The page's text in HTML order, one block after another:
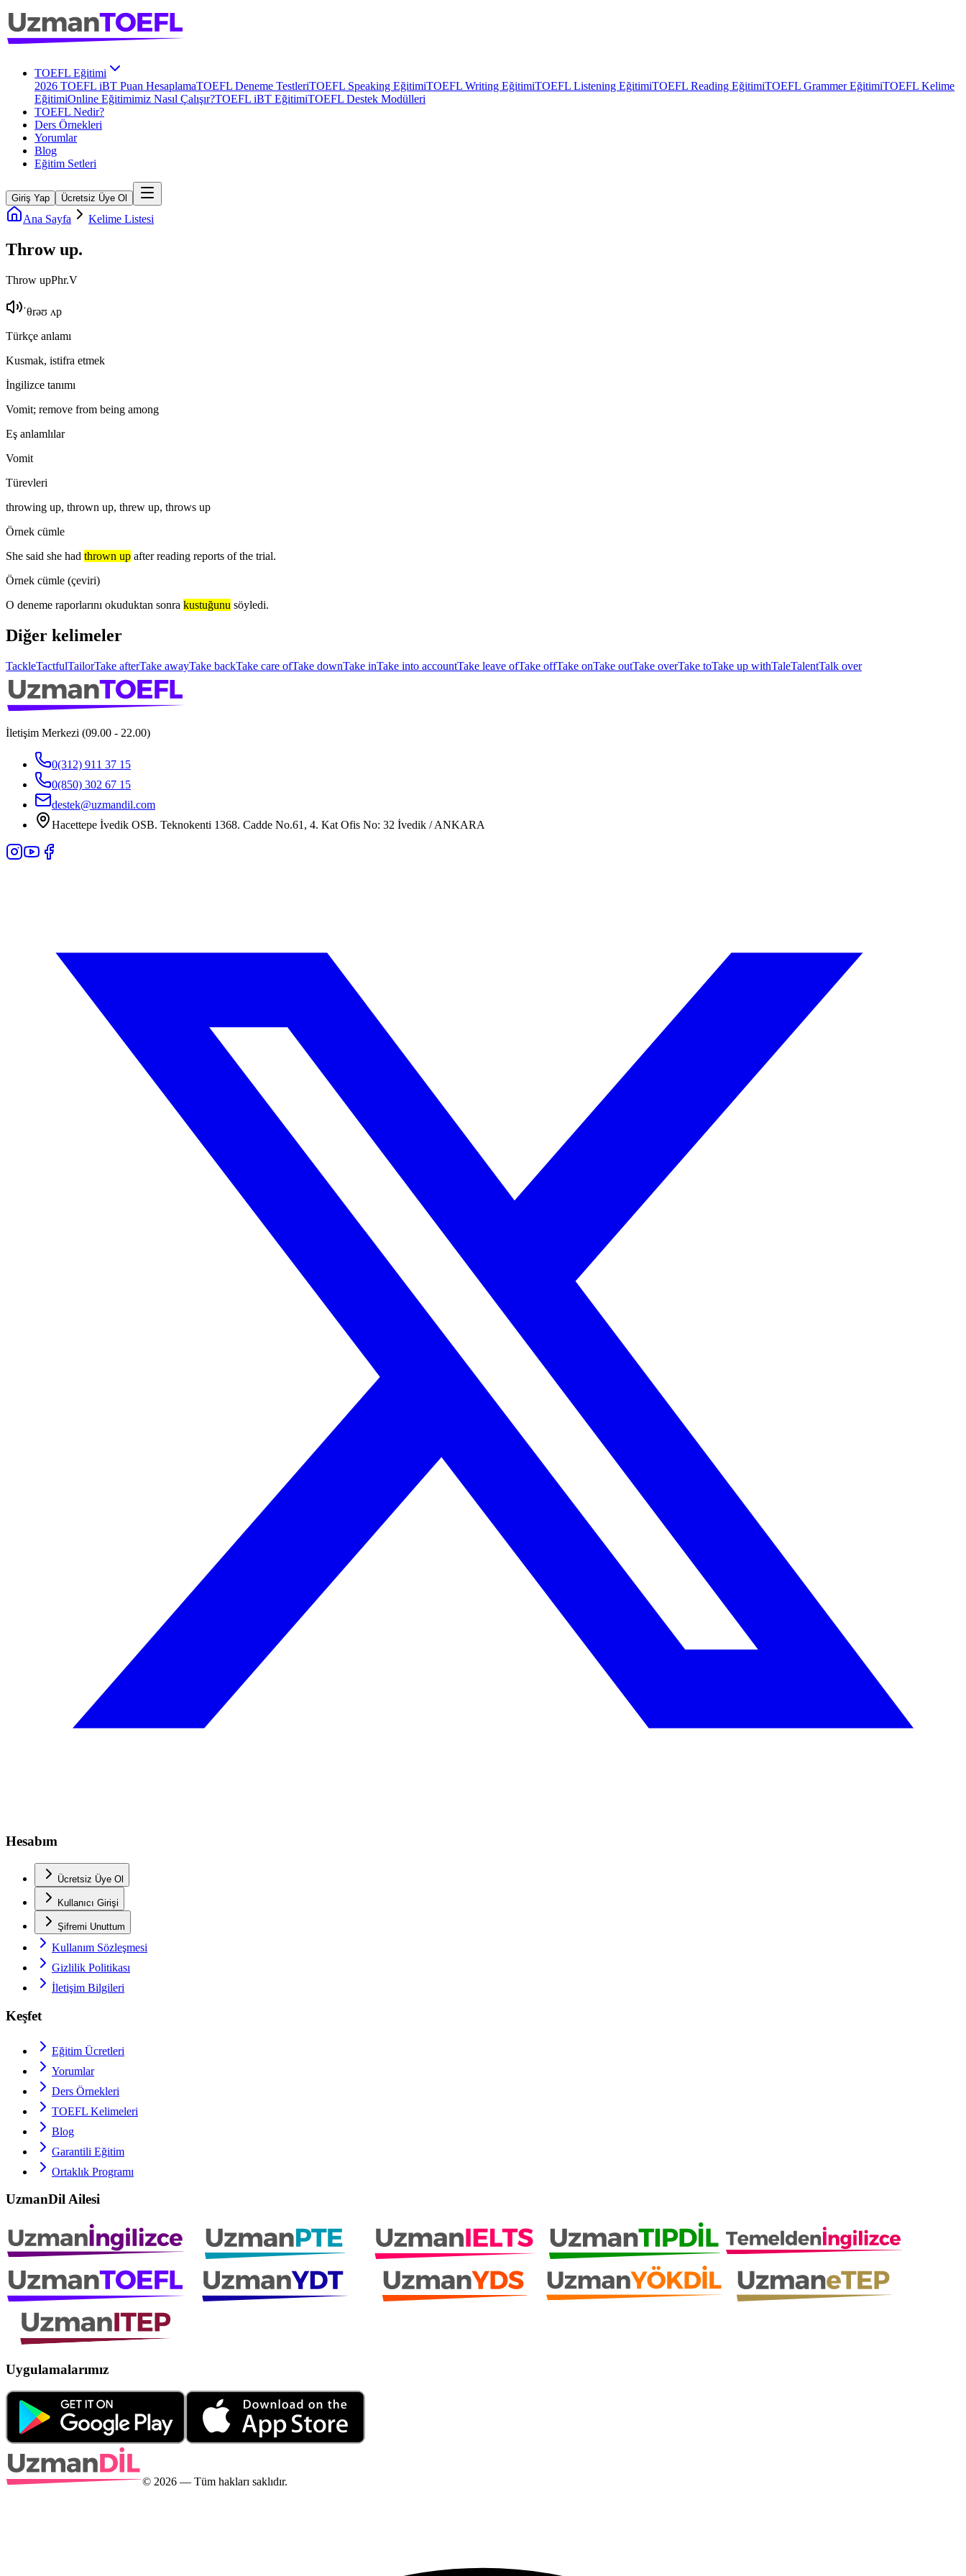
TOEFL Eğitimi
2026 TOEFL iBT Puan HesaplamaTOEFL Deneme TestleriTOEFL Speaking EğitimiTOEFL Writing EğitimiTOEFL Listening EğitimiTOEFL Reading EğitimiTOEFL Grammer EğitimiTOEFL Kelime
EğitimiOnline Eğitimimiz Nasıl Çalışır?TOEFL iBT EğitimiTOEFL Destek Modülleri
TOEFL Nedir?
Ders Örnekleri
Yorumlar
Blog
Eğitim Setleri
Giriş Yap Ücretsiz Üye Ol
Ana Sayfa Kelime Listesi
Throw up.
Throw upPhr.V
ˈθrəʊ ʌp
Türkçe anlamı
Kusmak, istifra etmek
İngilizce tanımı
Vomit; remove from being among
Eş anlamlılar
Vomit
Türevleri
throwing up, thrown up, threw up, throws up
Örnek cümle
She said she had thrown up after reading reports of the trial.
Örnek cümle (çeviri)
O deneme raporlarını okuduktan sonra kustuğunu söyledi.
Diğer kelimeler
TackleTactfulTailorTake afterTake awayTake backTake care ofTake downTake inTake into accountTake leave ofTake offTake onTake outTake overTake toTake up withTaleTalentTalk over
İletişim Merkezi (09.00 - 22.00)
0(312) 911 37 15
0(850) 302 67 15
destek@uzmandil.com
Hacettepe İvedik OSB. Teknokenti 1368. Cadde No.61, 4. Kat Ofis No: 32 İvedik / ANKARA
Hesabım
Ücretsiz Üye Ol
Kullanıcı Girişi
Şifremi Unuttum
Kullanım Sözleşmesi
Gizlilik Politikası
İletişim Bilgileri
Keşfet
Eğitim Ücretleri
Yorumlar
Ders Örnekleri
TOEFL Kelimeleri
Blog
Garantili Eğitim
Ortaklık Programı
UzmanDil Ailesi
Uygulamalarımız
© 2026 — Tüm hakları saklıdır.